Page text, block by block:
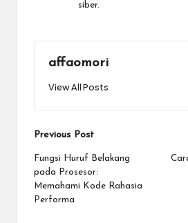
siber.
affaomori
View All Posts
Post
navigation
Previous Post
Fungsi Huruf Belakang
pada Prosesor:
Memahami Kode Rahasia
Performa